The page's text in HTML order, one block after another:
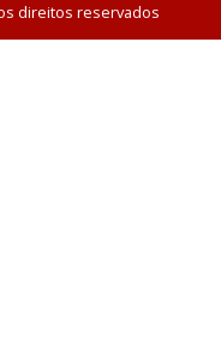
direitos reservados